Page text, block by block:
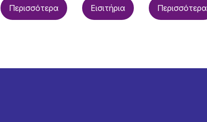
Περισσότερα Εισιτήρια Περισσότερα